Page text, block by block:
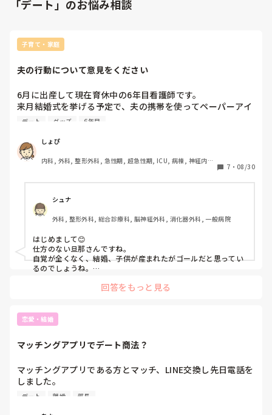
「デート」のお悩み相談
子育て・家庭
夫の行動について意見をください
6月に出産して現在育休中の6年目看護師です。
来月結婚式を挙げる予定で、夫の携帯を使ってペーパーアイ
テムなどの準備を進めていたところ、知らない女性からの連
見てはいけないと思いつつも、気になって内容をみるとキャ
バ嬢とのLINEでした。まあキャバクラに行くこと自体はなん
とも思いませんが、内容が腹立つもので、どうやら既婚で子
隠すだけならよかったのですが、相手の人にデート行こうと
誘っていたり、一人暮らししたらお家お邪魔させてといって
いたり…これは浮気ですよね？
しかもお店に行ってる日は先輩や後輩と飲みに行くと言われ
ていた日でした。わざわざ嘘をついてまで行くって子供生ま
れたばっかりでなにしてんの？って気持ちです。勝手に裏切
られたと感じてしまって、結婚式も挙げたくない、なんなら
一緒に生活したくないから家を出ようか悩んでしまいます。
て辛くて情けなくて仕方ありません。
デート グッズ 6年目
しょぴ
内科, 外科, 整形外科, 急性期, 超急性期, ICU, 病棟, 神経内科,
7 ・ 08/30
シュナ
外科, 整形外科, 総合診療科, 脳神経外科, 消化器外科, 一般病院
はじめまして😊
仕方のない旦那さんですね。
自覚が全くなく、結婚、子供が産まれたがゴールだと思ってい
るのでしょうね。
それで割り切った関係のつもりでしょうが、バレなきゃと思っ
はっきり、ちょっと見たけど!!から言って旦那さんの誠意をみ
てはいかがてしようか？
たことだし、今までで1番怒っていいと思います！
回答をもっと見る
恋愛・結婚
マッチングアプリでデート商法？
マッチングアプリである方とマッチ、LINE交換し先日電話を
しました。
その際今度会う約束もしたのですが、電話の節々で違和感を
デート 離婚 部長